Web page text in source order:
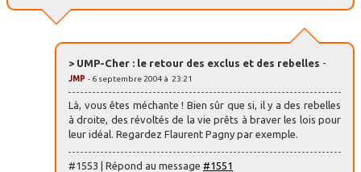
> UMP-Cher : le retour des exclus et des rebelles -
JMP - 6 septembre 2004 à 23:21
Là, vous êtes méchante ! Bien sûr que si, il y a des rebelles
à droite, des révoltés de la vie prêts à braver les lois pour
leur idéal. Regardez Flaurent Pagny par exemple.
#1553 | Répond au message #1551